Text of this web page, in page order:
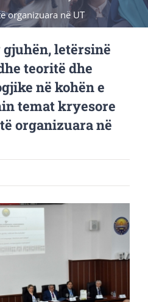
organizuara në UT
letërsinë
teoritë dhe
në kohën e
temat kryesore
organizuara në